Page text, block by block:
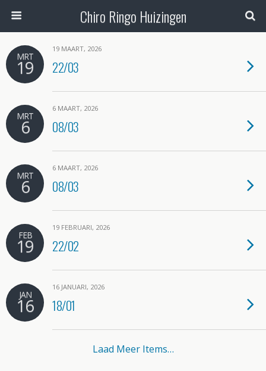
Chiro Ringo Huizingen
MRT
19
19 MAART, 2026
22/03
MRT
6
6 MAART, 2026
08/03
MRT
6
6 MAART, 2026
08/03
FEB
19
19 FEBRUARI, 2026
22/02
JAN
16
16 JANUARI, 2026
18/01
Laad Meer Items…